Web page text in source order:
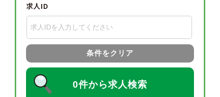
求人ID
条件をクリア
0件から求人検索